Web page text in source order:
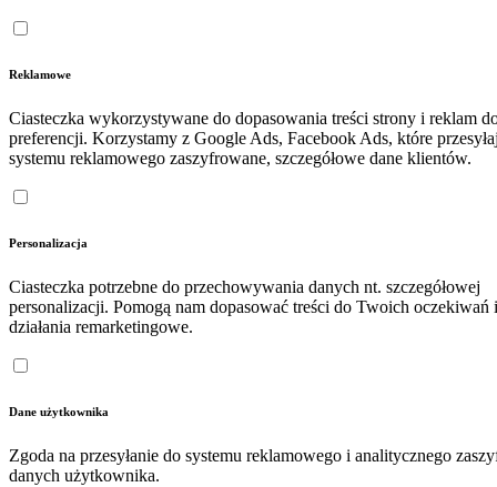
Reklamowe
Ciasteczka wykorzystywane do dopasowania treści strony i reklam
preferencji. Korzystamy z Google Ads, Facebook Ads, które
systemu reklamowego zaszyfrowane, szczegółowe dane klientów.
Personalizacja
Ciasteczka potrzebne do przechowywania danych nt. szczegółowej
personalizacji. Pomogą nam dopasować treści do Twoich oczekiwań
działania remarketingowe.
Dane użytkownika
Zgoda na przesyłanie do systemu reklamowego i analitycznego
danych użytkownika.